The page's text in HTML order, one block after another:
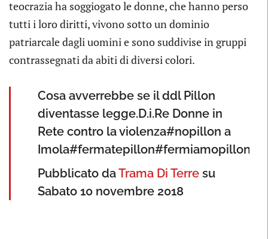
teocrazia ha soggiogato le donne, che hanno perso
tutti i loro diritti, vivono sotto un dominio
patriarcale dagli uomini e sono suddivise in gruppi
contrassegnati da abiti di diversi colori.
Cosa avverrebbe se il ddl Pillon
diventasse legge.D.i.Re Donne in
Rete contro la violenza#nopillon a
Imola#fermatepillon#fermiamopillon
Pubblicato daTrama Di Terre su
Sabato 10 novembre 2018